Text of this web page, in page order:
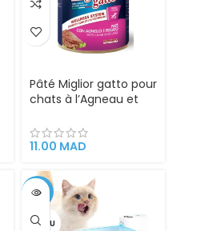
Pâté Miglior gatto pour
chats à l’Agneau et
11.00 MAD
-18%
VENDU